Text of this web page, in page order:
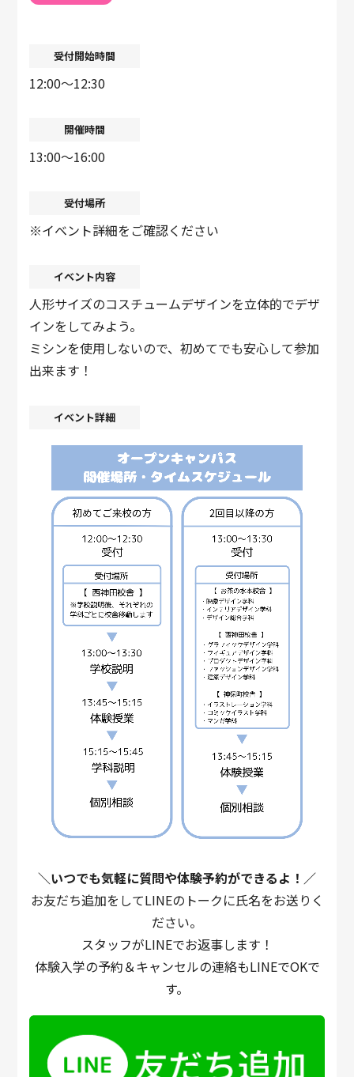
受付開始時間
12:00～12:30
開催時間
13:00〜16:00
受付場所
※イベント詳細をご確認ください
イベント内容
人形サイズのコスチュームデザインを立体的でデザ
インをしてみよう。
ミシンを使用しないので、初めてでも安心して参加
出来ます！
イベント詳細
＼いつでも気軽に質問や体験予約ができるよ！／
お友だち追加をしてLINEのトークに氏名をお送りく
ださい。
スタッフがLINEでお返事します！
体験入学の予約＆キャンセルの連絡もLINEでOKで
す。